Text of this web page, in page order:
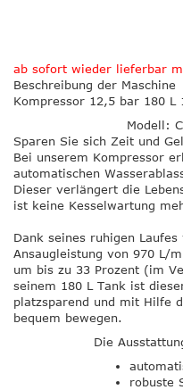
ab sofort wieder lieferbar
Beschreibung der Maschine
Kompressor 12,5 bar 180 L
Modell:
Sparen Sie sich Zeit und
Bei unserem Kompressor
automatischen
Dieser verlängert die
ist keine Kesselwartung
Dank seines ruhigen
Ansaugleistung von 970 L/
um bis zu 33 Prozent (im
seinem 180 L Tank ist
platzsparend und mit Hilfe
bequem bewegen.
Die
robuste